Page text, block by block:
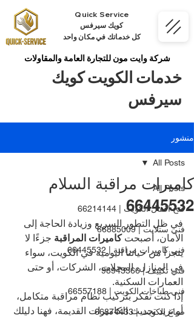
Quick Service
كويك سيرفس
كل خدماتك في مكان واحد
شركة وايت مون للتجارة العامة والمقاولات
خدمات الكويت كويك
سيرفس
منشور
All Posts
فتح اقفال الكويت | 66214144
فني ستلايت | 66885009
فني كاميرات مراقبة | 66445532
فني تكييف | 98943366
فني طباخات الكويت | 66557188
صباغ الكويت | 66874433
All Posts
كاميرات مراقبة السلام
66445532
في ظل التطور السريع وزيادة الحاجة إلى
الأمان، أصبحت كاميرات المراقبة جزءًا لا
يتجزأ من حياتنا اليومية في الكويت، سواء
في المنازل، المحلات، الشركات، أو حتى
العمارات السكنية.
إذا كنت تفكر بتركيب نظام مراقبة متكامل،
أو تريد تحديث الكاميرات القديمة، فهنا دليلك